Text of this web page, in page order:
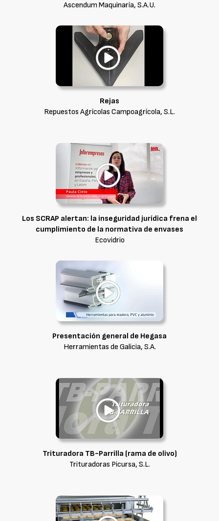
Ascendum Maquinaría, S.A.U.
Rejas
Repuestos Agrícolas Campoagrícola, S.L.
Los SCRAP alertan: la inseguridad jurídica frena el
cumplimiento de la normativa de envases
Ecovidrio
Presentación general de Hegasa
Herramientas de Galicia, S.A.
Trituradora TB-Parrilla (rama de olivo)
Trituradoras Picursa, S.L.